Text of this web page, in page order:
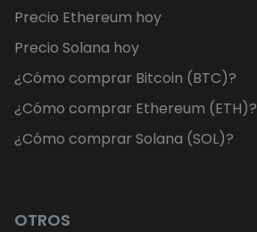
Precio Ethereum hoy
Precio Solana hoy
¿Cómo comprar Bitcoin (BTC)?
¿Cómo comprar Ethereum (ETH)?
¿Cómo comprar Solana (SOL)?
OTROS